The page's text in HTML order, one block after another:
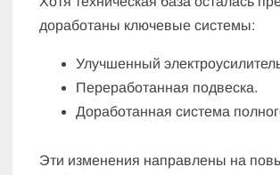
доработаны ключевые системы:
Улучшенный
Переработанная подвеска.
Доработанная система
Эти изменения направлены на